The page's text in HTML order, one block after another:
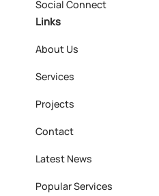
Social Connect
Links
About Us
Services
Projects
Contact
Latest News
Popular Services